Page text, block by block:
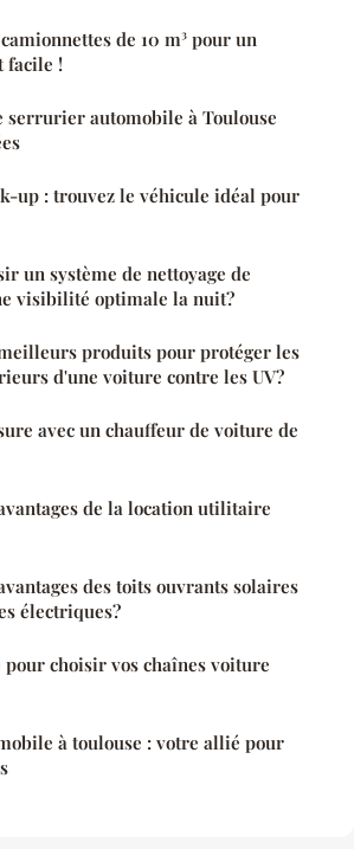
de 10 m³ pour un
facile !
serrurier automobile à Toulouse
up : trouvez le véhicule idéal pour
un système de nettoyage de
visibilité optimale la nuit?
produits pour protéger les
d'une voiture contre les UV?
avec un chauffeur de voiture de
de la location utilitaire
des toits ouvrants solaires
électriques?
choisir vos chaînes voiture
à toulouse : votre allié pour